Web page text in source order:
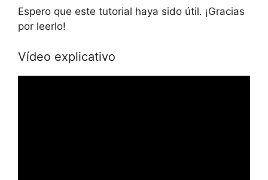
Espero que este tutorial haya sido útil. ¡Gracias
por leerlo!
Vídeo explicativo